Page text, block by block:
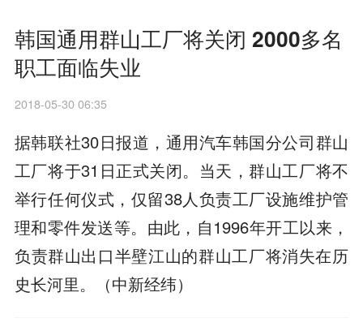
韩国通用群山工厂将关闭 2000多名
职工面临失业
2018-05-30 06:35
据韩联社30日报道，通用汽车韩国分公司群山
工厂将于31日正式关闭。当天，群山工厂将不
举行任何仪式，仅留38人负责工厂设施维护管
理和零件发送等。由此，自1996年开工以来，
负责群山出口半壁江山的群山工厂将消失在历
史长河里。（中新经纬）